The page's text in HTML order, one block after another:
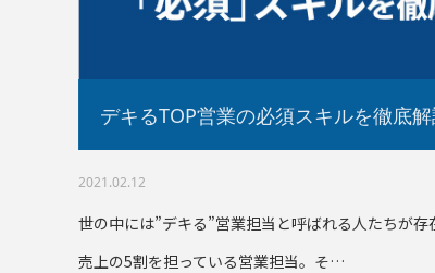
デキるTOP営業の必須スキルを徹底解
2021.02.12
世の中には”デキる”営業担当と呼ばれる人たちが
売上の5割を担っている営業担当。そ…